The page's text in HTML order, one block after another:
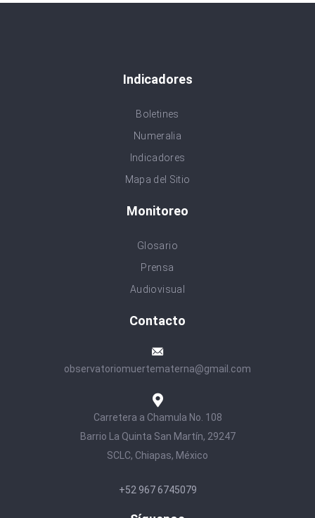
Indicadores
Boletines
Numeralia
Indicadores
Mapa del Sitio
Monitoreo
Glosario
Prensa
Audiovisual
Contacto
observatoriomuertematerna@gmail.com
Carretera a Chamula No. 108
Barrio La Quinta San Martín, 29247
SCLC, Chiapas, México
+52 967 6745079